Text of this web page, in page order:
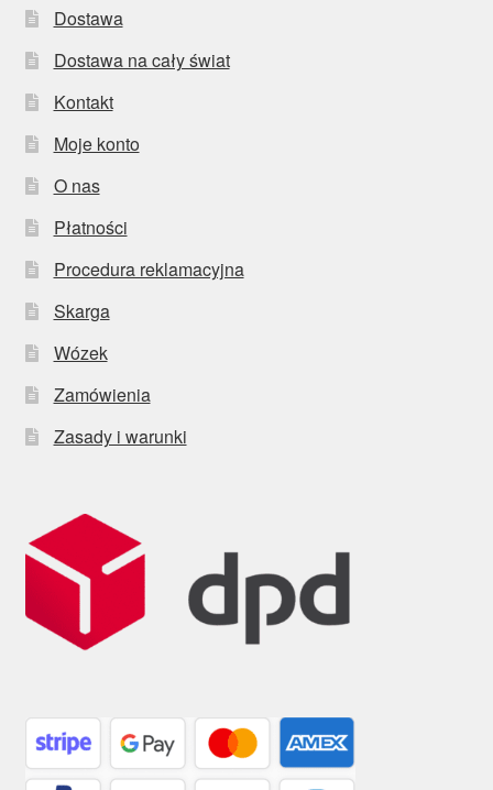
Dostawa
Dostawa na cały świat
Kontakt
Moje konto
O nas
Płatności
Procedura reklamacyjna
Skarga
Wózek
Zamówienia
Zasady i warunki